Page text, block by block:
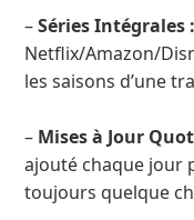
–Séries Intégrales :
Netflix/Amazon/
les saisons d’une
– Mises à Jour
ajouté chaque jour
toujours quelque